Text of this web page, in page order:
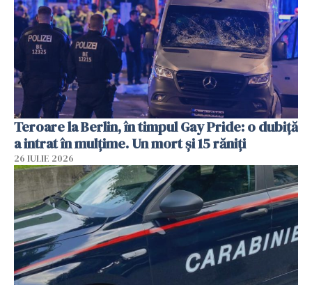
Teroare la Berlin, în timpul Gay Pride: o dubiță
a intrat în mulțime. Un mort și 15 răniți
26 IULIE 2026